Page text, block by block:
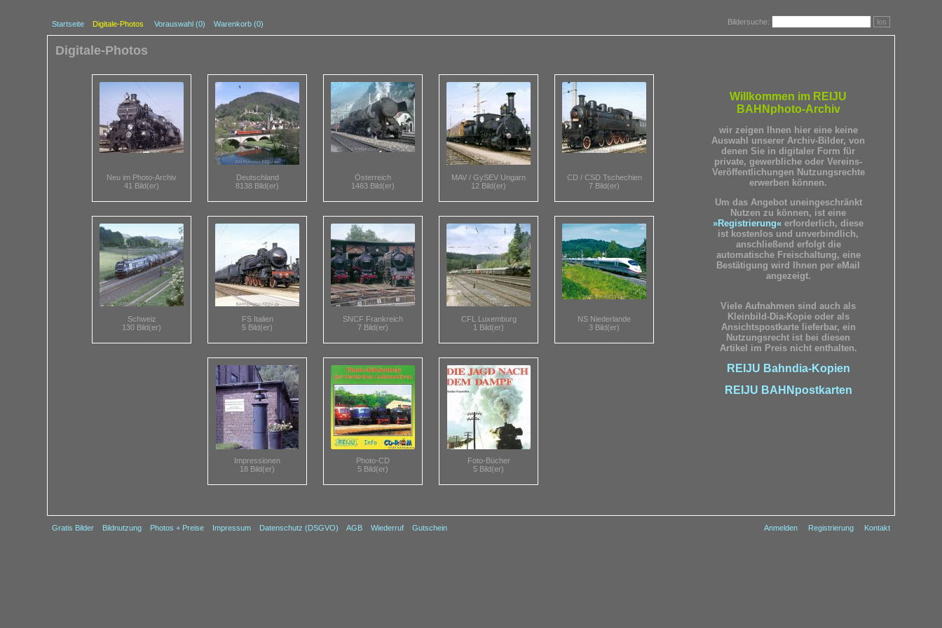
Startseite Digitale-Photos Vorauswahl (0) Warenkorb (0) Bildersuche: los
Digitale-Photos
Willkommen im REIJU
BAHNphoto-Archiv
wir zeigen Ihnen hier eine keine
Auswahl unserer Archiv-Bilder, von
denen Sie in digitaler Form für
private, gewerbliche oder Vereins-
Veröffentlichungen Nutzungsrechte
erwerben können.
Um das Angebot uneingeschränkt
Nutzen zu können, ist eine
»Registrierung« erforderlich, diese
ist kostenlos und unverbindlich,
anschließend erfolgt die
automatische Freischaltung, eine
Bestätigung wird Ihnen per eMail
angezeigt.
Viele Aufnahmen sind auch als
Kleinbild-Dia-Kopie oder als
Ansichtspostkarte lieferbar, ein
Nutzungsrecht ist bei diesen
Artikel im Preis nicht enthalten.
REIJU Bahndia-Kopien
REIJU BAHNpostkarten
Neu im Photo-Archiv
41 Bild(er)
Deutschland
8138 Bild(er)
Österreich
1463 Bild(er)
MAV / GySEV Ungarn
12 Bild(er)
CD / CSD Tschechien
7 Bild(er)
Schweiz
130 Bild(er)
FS Italien
5 Bild(er)
SNCF Frankreich
7 Bild(er)
CFL Luxemburg
1 Bild(er)
NS Niederlande
3 Bild(er)
Impressionen
18 Bild(er)
Photo-CD
5 Bild(er)
Foto-Bücher
5 Bild(er)
Gratis Bilder Bildnutzung Photos + Preise Impressum Datenschutz (DSGVO) AGB Wiederruf Gutschein Anmelden Registrierung Kontakt